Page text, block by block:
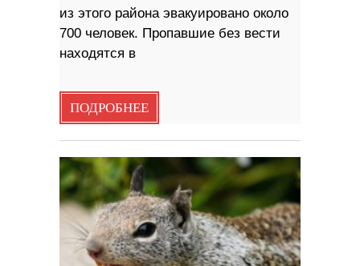
из этого района эвакуировано около
700 человек. Пропавшие без вести
находятся в
ПОДРОБНЕЕ